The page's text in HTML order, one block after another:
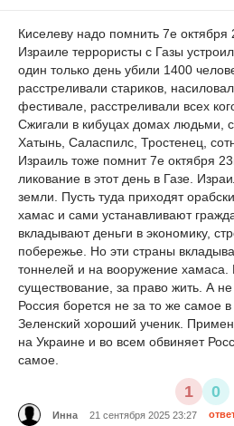
Киселеву надо помнить 7е октября
Израиле террористы с Газы
один только день убили 1400
расстреливали стариков,
фестивале, расстреливали всех
Сжигали в кибуцах домах людьми,
Хатынь, Саласпилс, Тростенец,
Израиль тоже помнит 7е октября
ликование в этот день в Газе.
земли. Пусть туда приходят
хамас и сами устанавливают
вкладывают деньги в экономику,
побережье. Но эти страны
тоннелей и на вооружение хамаса.
существование, за право жить. А
Россия борется не за то же самое
Зеленский хороший ученик.
на Украине и во всем обвиняет
самое.
1 0
Инна 21 сентября 2025 23:27